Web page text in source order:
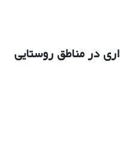
در مناطق روستایی